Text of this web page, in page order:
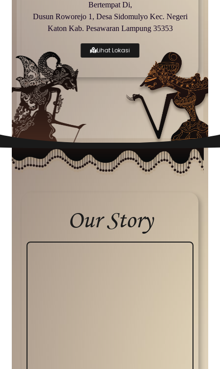
Bertempat Di,
Dusun Roworejo 1, Desa Sidomulyo Kec. Negeri
Katon Kab. Pesawaran Lampung 35353
Lihat Lokasi
Our Story